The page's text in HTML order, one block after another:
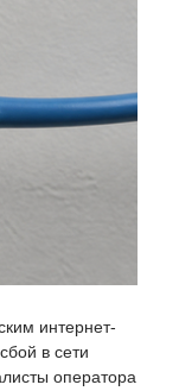
интернет-
в сети
оператора